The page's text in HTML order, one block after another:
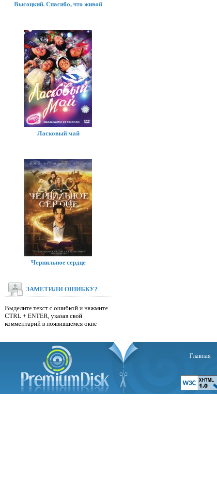
Высоцкий. Спасибо, что живой
Ласковый май
Чернильное сердце
ЗАМЕТИЛИ ОШИБКУ?
Выделите текст с ошибкой и нажмите
CTRL + ENTER, указав свой
комментарий в появившемся окне
Главная